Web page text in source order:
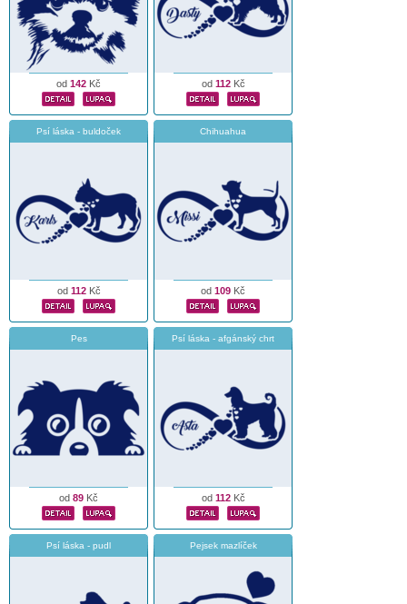
od 142 Kč od 112Kč
Psí láska - buldoček
od 112Kč
Chihuahua
od 109 Kč
Pes
od 89 Kč
Psí láska - afgánský chrt
od 112Kč
Psí láska - pudl Pejsek mazlíček